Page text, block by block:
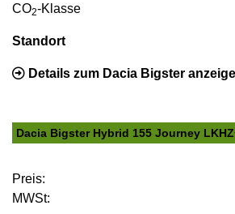
CO2-Klasse
Standort
Details zum Dacia Bigster
Dacia Bigster Hybrid 155 Journey
Preis:
MWSt: